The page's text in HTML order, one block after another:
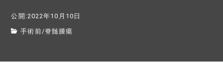
公開:2022年10月10日
手術前/脊髄腫瘍